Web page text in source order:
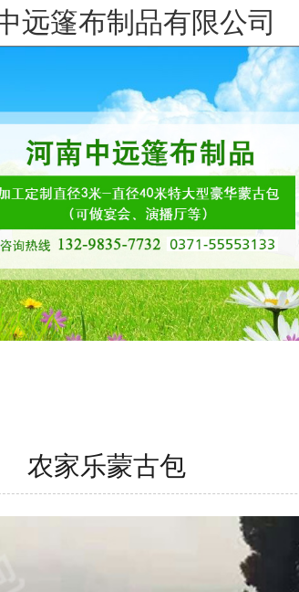
远篷布制品有限公司
农家乐蒙古包